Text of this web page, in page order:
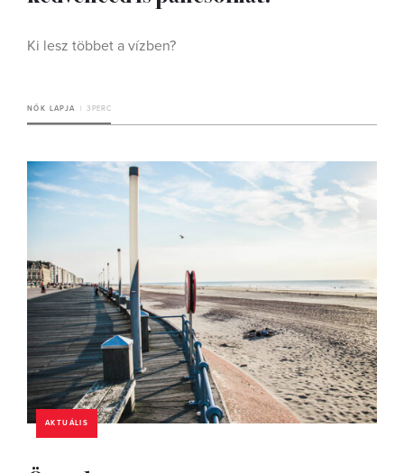
Ki lesz többet a vízben?
NŐK LAPJA 3 PERC
AKTUÁLIS